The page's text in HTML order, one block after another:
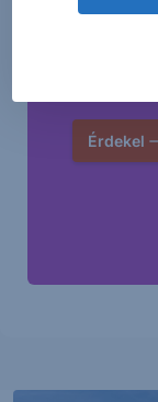
Érdekel